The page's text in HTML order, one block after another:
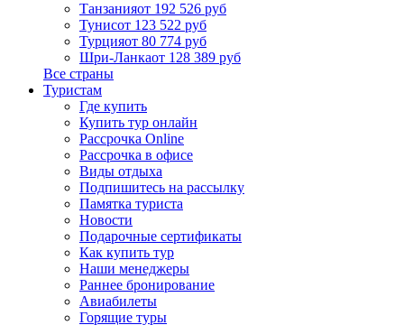
Танзанияот 192 526 руб
Тунисот 123 522 руб
Турцияот 80 774 руб
Шри-Ланкаот 128 389 руб
Все страны
Туристам
Где купить
Купить тур онлайн
Рассрочка Online
Рассрочка в офисе
Виды отдыха
Подпишитесь на рассылку
Памятка туриста
Новости
Подарочные сертификаты
Как купить тур
Наши менеджеры
Раннее бронирование
Авиабилеты
Горящие туры